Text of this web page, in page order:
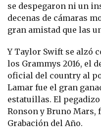
se despegaron ni un
decenas de cámaras
gran amistad que las
Y Taylor Swift se alzó
los Grammys 2016, el
oficial del country al
Lamar fue el gran
estatuillas. El
Ronson y Bruno Mars,
Grabación del Año.